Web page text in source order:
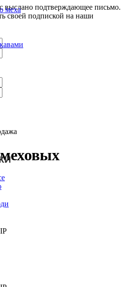
меха
выслано подтверждающее письмо.
своей подпиской на наши